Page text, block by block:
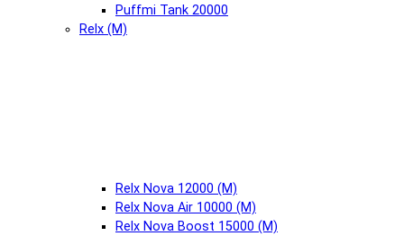
Puffmi Tank 20000
Relx (М)
Relx Nova 12000 (М)
Relx Nova Air 10000 (М)
Relx Nova Boost 15000 (М)